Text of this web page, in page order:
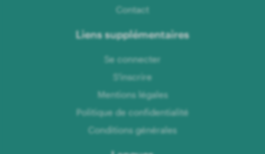
Contact
Liens supplémentaires
Se connecter
S'inscrire
Mentions légales
Politique de confidentialité
Conditions générales